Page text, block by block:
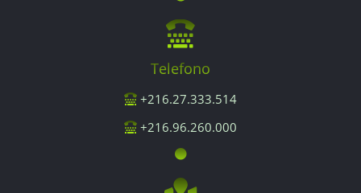
Telefono
+216.27.333.514
+216.96.260.000